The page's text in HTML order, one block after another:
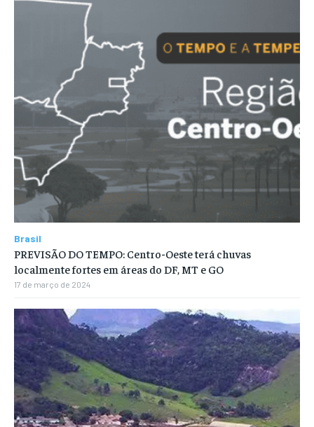
Brasil
PREVISÃO DO TEMPO: Centro-Oeste terá chuvas
localmente fortes em áreas do DF, MT e GO
17 de março de 2024